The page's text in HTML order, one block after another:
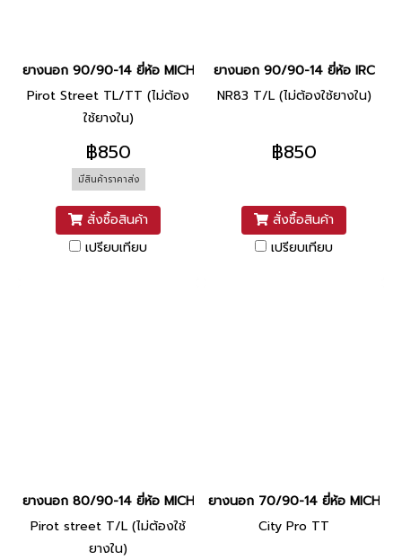
ยางนอก 90/90-14 ยี่ห้อ MICHELIN
Pirot Street TL/TT (ไม่ต้อง
ใช้ยางใน)
฿850
มีสินค้าราคาส่ง
สั่งซื้อสินค้า
เปรียบเทียบ
ยางนอก 90/90-14 ยี่ห้อ IRC
NR83 T/L (ไม่ต้องใช้ยางใน)
฿850
สั่งซื้อสินค้า
เปรียบเทียบ
ยางนอก 80/90-14 ยี่ห้อ MICHELIN
Pirot street T/L (ไม่ต้องใช้
ยางใน)
ยางนอก 70/90-14 ยี่ห้อ
City Pro TT